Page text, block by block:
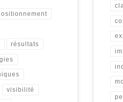
résultats
visibilité